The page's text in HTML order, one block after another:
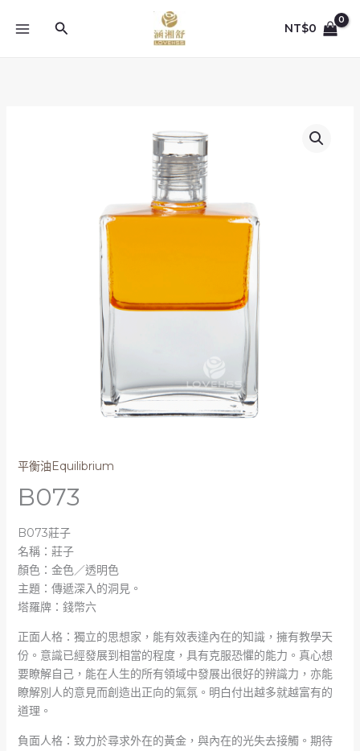
搜
NT$0
平衡油Equilibrium
B073
B073莊子
名稱：莊子
顏色：金色／透明色
主題：傳遞深入的洞見。
塔羅牌：錢幣六
正面人格：獨立的思想家，能有效表達內在的知識，擁有教學天
份。意識已經發展到相當的程度，具有克服恐懼的能力。真心想
要瞭解自己，能在人生的所有領域中發展出很好的辨識力，亦能
瞭解別人的意見而創造出正向的氣氛。明白付出越多就越富有的
道理。
負面人格：致力於尋求外在的黃金，與內在的光失去接觸。期待